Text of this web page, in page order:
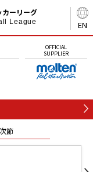
EN
ーリーグ
League
OFFICIAL
SUPPLIER
次節